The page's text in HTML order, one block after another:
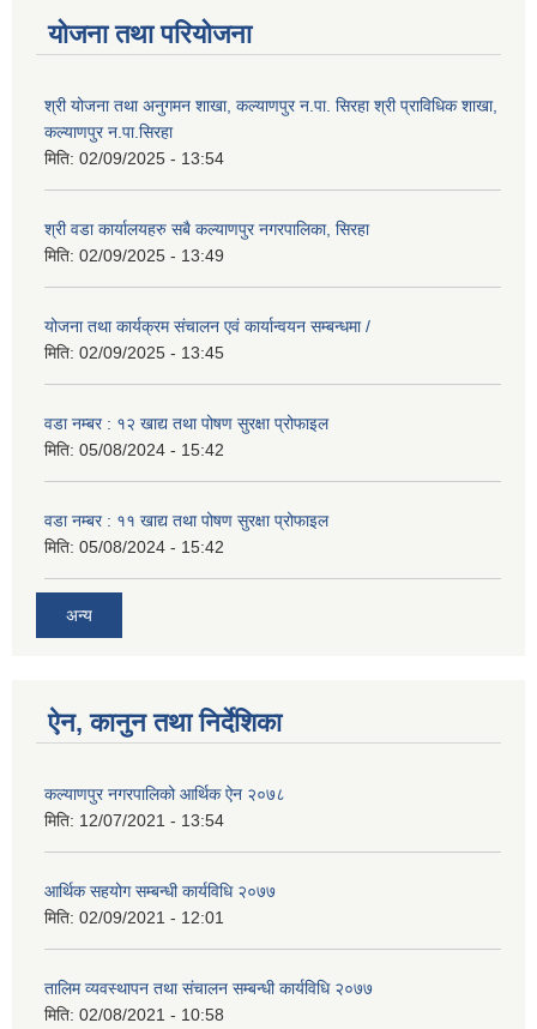
योजना तथा परियोजना
श्री योजना तथा अनुगमन शाखा, कल्याणपुर न.पा. सिरहा श्री प्राविधिक शाखा,
कल्याणपुर न.पा.सिरहा
मिति: 02/09/2025 - 13:54
श्री वडा कार्यालयहरु सबै कल्याणपुर नगरपालिका, सिरहा
मिति: 02/09/2025 - 13:49
योजना तथा कार्यक्रम संचालन एवं कार्यान्वयन सम्बन्धमा /
मिति: 02/09/2025 - 13:45
वडा नम्बर : १२ खाद्य तथा पोषण सुरक्षा प्रोफाइल
मिति: 05/08/2024 - 15:42
वडा नम्बर : ११ खाद्य तथा पोषण सुरक्षा प्रोफाइल
मिति: 05/08/2024 - 15:42
अन्य
ऐन, कानुन तथा निर्देशिका
कल्याणपुर नगरपालिको आर्थिक ऐन २०७८
मिति: 12/07/2021 - 13:54
आर्थिक सहयोग सम्बन्धी कार्यविधि २०७७
मिति: 02/09/2021 - 12:01
तालिम व्यवस्थापन तथा संचालन सम्बन्धी कार्यविधि २०७७
मिति: 02/08/2021 - 10:58